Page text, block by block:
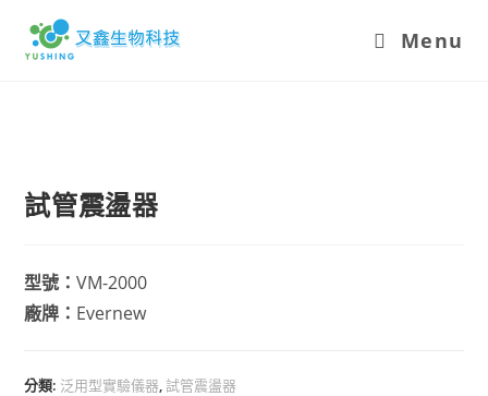
Menu
試管震盪器
型號：VM-2000
廠牌： Evernew
分類: 泛用型實驗儀器,試管震盪器